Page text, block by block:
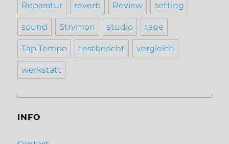
Reparatur reverb Review setting
sound Strymon studio tape
Tap Tempo testbericht vergleich
werkstatt
INFO